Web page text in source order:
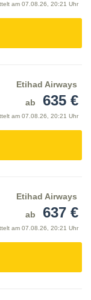
am 07.08.26, 20:21 Uhr
Etihad Airways
ab
635 €
am 07.08.26, 20:21 Uhr
Etihad Airways
ab
637 €
am 07.08.26, 20:21 Uhr